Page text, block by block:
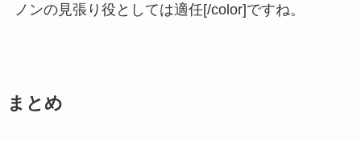
ノンの見張り役としては適任[/color]ですね。
まとめ